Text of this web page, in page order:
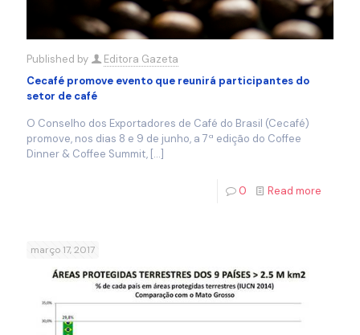
Published by
Editora Gazeta
Cecafé promove evento que reunirá participantes do
setor de café
O Conselho dos Exportadores de Café do Brasil (Cecafé)
promove, nos dias 8 e 9 de junho, a 7ª edição do Coffee
Dinner & Coffee Summit, […]
0 Read more
março 17, 2017